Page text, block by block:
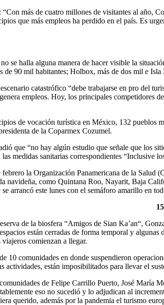
más de cuatro millones de visitantes al año,
que más empleos ha perdido en el país. Es
se halla alguna manera de hacer visible la
de 90 mil habitantes; Holbox, más de dos mil e
catastrófico “debe trabajarse en pro del
empleos. Hoy, los principales competidores
de vocación turística en México, 132 pueblos
de la Coparmex Cozumel.
que “no hay algún estudio que señale que los
medidas sanitarias correspondientes “Inclusive
la Organización Panamericana de la Salud
navideña, como Quintana Roo, Nayarit, Baja
se arrancó este lunes con el semáforo amarillo en
de la biosfera “Amigos de Sian Ka’an“,
están cerradas de forma temporal y
comienzan a llegar.
10 comunidades en donde suspendieron
actividades, están imposibilitados para llevar el
de Felipe Carrillo Puerto, José María
eso no sucedió y lo adjudican al
querido, además por la pandemia el turismo